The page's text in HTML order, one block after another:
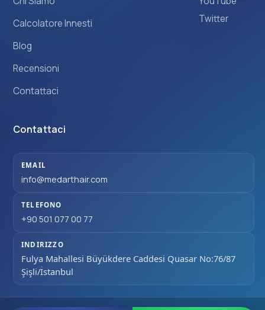
Calcolatore Innesti
Blog
Recensioni
Contattaci
Twitter
Contattaci
EMAIL
info@medarthair.com
TELEFONO
+90 501 077 00 77
INDIRIZZO
Fulya Mahallesi Büyükdere Caddesi Quasar No:76/87
Şişli/İstanbul